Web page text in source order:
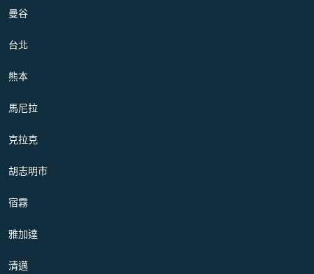
曼谷
台北
熊本
馬尼拉
克拉克
胡志明市
宿霧
雅加達
清邁